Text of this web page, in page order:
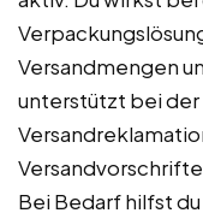
Versandmengen
unterstützt bei
Bei Bedarf hilfst